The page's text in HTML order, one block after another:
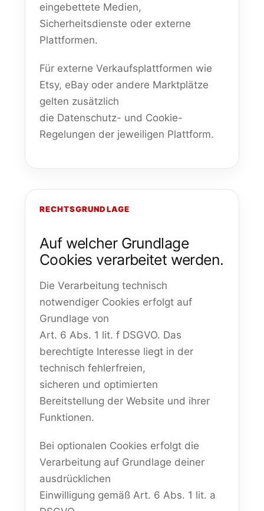
eingebettete Medien,
Sicherheitsdienste oder externe
Plattformen.
Für externe Verkaufsplattformen wie
Etsy, eBay oder andere Marktplätze
gelten zusätzlich
die Datenschutz- und Cookie-
Regelungen der jeweiligen Plattform.
RECHTSGRUNDLAGE
Auf welcher Grundlage
Cookies verarbeitet werden.
Die Verarbeitung technisch
notwendiger Cookies erfolgt auf
Grundlage von
Art. 6 Abs. 1 lit. f DSGVO. Das
berechtigte Interesse liegt in der
technisch fehlerfreien,
sicheren und optimierten
Bereitstellung der Website und ihrer
Funktionen.
Bei optionalen Cookies erfolgt die
Verarbeitung auf Grundlage deiner
ausdrücklichen
Einwilligung gemäß Art. 6 Abs. 1 lit. a